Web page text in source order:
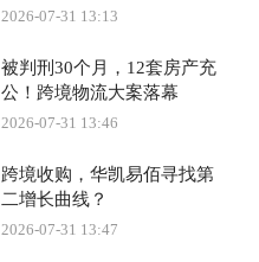
2026-07-31 13:13
被判刑30个月，12套房产充
公！跨境物流大案落幕
2026-07-31 13:46
跨境收购，华凯易佰寻找第
二增长曲线？
2026-07-31 13:47